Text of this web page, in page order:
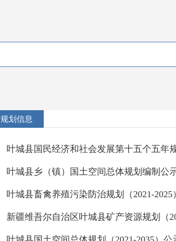
规划信息
叶城县国民经济和社会发展第十五个五年
叶城县乡（镇）国土空间总体规划编制公
叶城县畜禽养殖污染防治规划（2021-2025）
新疆维吾尔自治区叶城县矿产资源规划（